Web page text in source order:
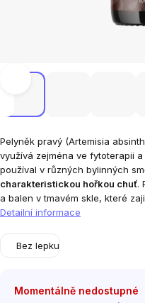
Pelyněk pravý (Artemisia
využívá zejména ve fytoterapii
používal v různých bylinných
charakteristickou hořkou chuť.
a balen v tmavém skle, které
Detailní informace
Bez lepku
Momentálně nedostupné